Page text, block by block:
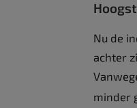
Nu de
achter
minder